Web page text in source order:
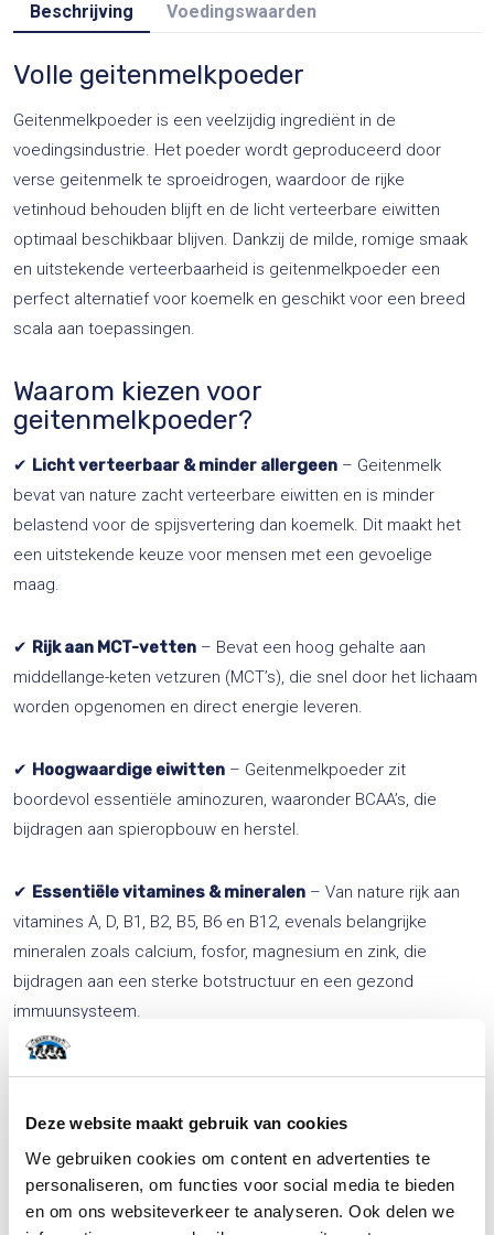
Deze website maakt gebruik van cookies
We gebruiken cookies om content en advertenties te
personaliseren, om functies voor social media te bieden
en om ons websiteverkeer te analyseren. Ook delen we
t
Beschrijving Voedingswaarden
Volle geitenmelkpoeder
Geitenmelkpoeder is een veelzijdig ingrediënt in de
voedingsindustrie. Het poeder wordt geproduceerd door
verse geitenmelk te sproeidrogen, waardoor de rijke
vetinhoud behouden blijft en de licht verteerbare eiwitten
optimaal beschikbaar blijven. Dankzij de milde, romige smaak
en uitstekende verteerbaarheid is geitenmelkpoeder een
perfect alternatief voor koemelk en geschikt voor een breed
scala aan toepassingen.
Waarom kiezen voor
geitenmelkpoeder?
✔ Licht verteerbaar & minder allergeen – Geitenmelk
bevat van nature zacht verteerbare eiwitten en is minder
belastend voor de spijsvertering dan koemelk. Dit maakt het
een uitstekende keuze voor mensen met een gevoelige
maag.
✔ Rijk aan MCT-vetten – Bevat een hoog gehalte aan
middellange-keten vetzuren (MCT’s), die snel door het lichaam
worden opgenomen en direct energie leveren.
✔ Hoogwaardige eiwitten – Geitenmelkpoeder zit
boordevol essentiële aminozuren, waaronder BCAA’s, die
bijdragen aan spieropbouw en herstel.
✔ Essentiële vitamines & mineralen – Van nature rijk aan
vitamines A, D, B1, B2, B5, B6 en B12, evenals belangrijke
mineralen zoals calcium, fosfor, magnesium en zink, die
bijdragen aan een sterke botstructuur en een gezond
immuunsysteem.
✔Ondersteunt de darmgezondheid– Bevat prebiotische
stimuleren en bijdragen aan een gezonde spijsvertering.
Toepassingen van geitenmelkpoeder